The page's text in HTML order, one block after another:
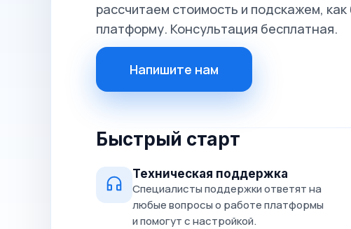
рассчитаем стоимость и подскажем,
платформу. Консультация бесплатная.
Напишите нам
Быстрый старт
Техническая поддержка
Специалисты поддержки ответят на
любые вопросы о работе платформы
и помогут с настройкой.